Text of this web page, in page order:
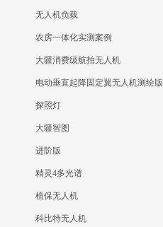
无人机负载
农房一体化实测案例
大疆消费级航拍无人机
电动垂直起降固定翼无人机测绘版
探照灯
大疆智图
进阶版
精灵4多光谱
植保无人机
科比特无人机